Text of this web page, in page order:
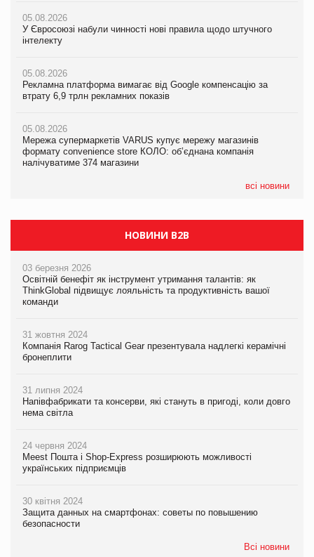
05.08.2026
У Євросоюзі набули чинності нові правила щодо штучного
інтелекту
05.08.2026
Рекламна платформа вимагає від Google компенсацію за
втрату 6,9 трлн рекламних показів
05.08.2026
Мережа супермаркетів VARUS купує мережу магазинів
формату convenience store КОЛО: об’єднана компанія
налічуватиме 374 магазини
всі новини
05.08.2026
У Євросоюзі набули чинності нові правила щодо штучного
інтелекту
05.08.2026
Рекламна платформа вимагає від Google компенсацію за
втрату 6,9 трлн рекламних показів
05.08.2026
Мережа супермаркетів VARUS купує мережу магазинів
формату convenience store КОЛО: об’єднана компанія
налічуватиме 374 магазини
05.08.2026
У Євросоюзі набули чинності нові правила щодо штучного
інтелекту
05.08.2026
Рекламна платформа вимагає від Google компенсацію за
втрату 6,9 трлн рекламних показів
05.08.2026
Adidas витратила понад $1 млрд на маркетинг за квартал
НОВИНИ B2B
03 березня 2026
Освітній бенефіт як інструмент утримання талантів: як
ThinkGlobal підвищує лояльність та продуктивність вашої
команди
31 жовтня 2024
Компанія Rarog Tactical Gear презентувала надлегкі керамічні
бронеплити
31 липня 2024
Напівфабрикати та консерви, які стануть в пригоді, коли довго
нема світла
24 червня 2024
Meest Пошта і Shop-Express розширюють можливості
українських підприємців
30 квітня 2024
Защита данных на смартфонах: советы по повышению
безопасности
Всі новини